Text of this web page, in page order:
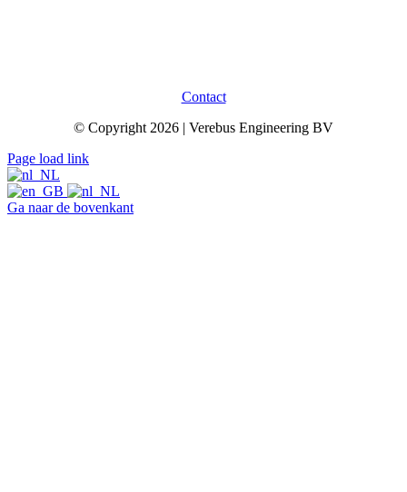
Contact
© Copyright 2026 | Verebus Engineering BV
Page load link
Ga naar de bovenkant